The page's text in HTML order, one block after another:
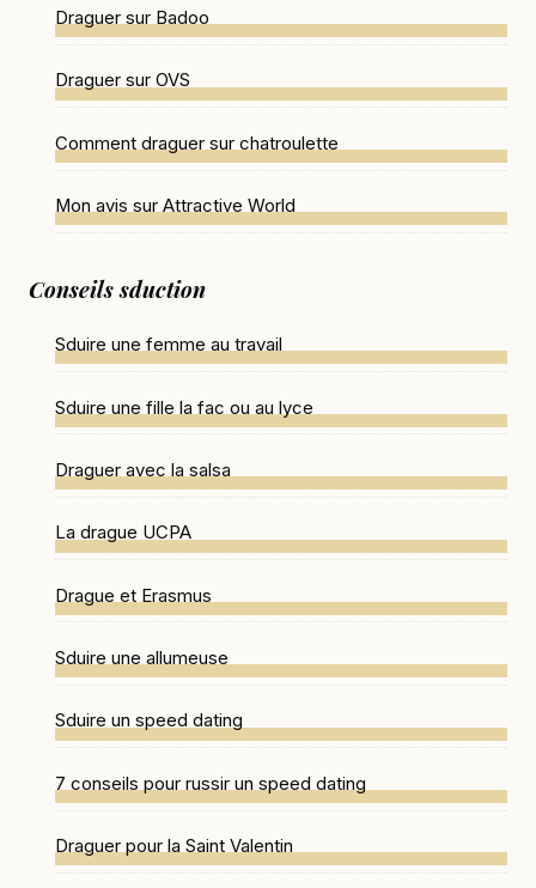
Draguer sur Badoo
Draguer sur OVS
Comment draguer sur chatroulette
Mon avis sur Attractive World
Conseils sduction
Sduire une femme au travail
Sduire une fille la fac ou au lyce
Draguer avec la salsa
La drague UCPA
Drague et Erasmus
Sduire une allumeuse
Sduire un speed dating
7 conseils pour russir un speed dating
Draguer pour la Saint Valentin